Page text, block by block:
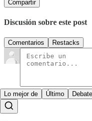
Compartir
Discusión sobre este post
Comentarios Restacks
Lo mejor de Último